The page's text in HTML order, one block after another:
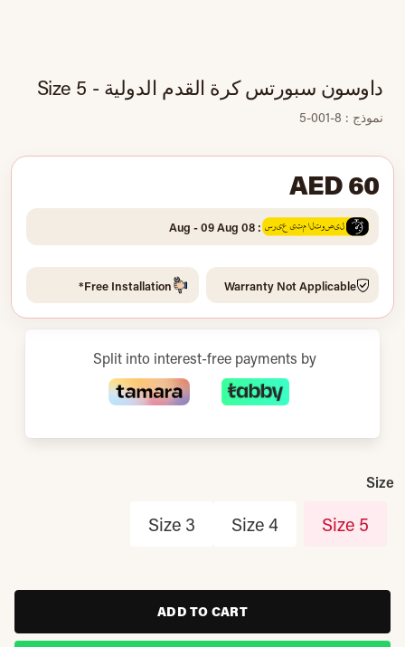
داوسون سبورتس كرة القدم الدولية - Size 5
نموذج : 8-001-5
AED 60
: 08 Aug - 09 Aug
Warranty Not Applicable
Free Installation*
Split into interest-free payments by
Size
Size 5
Size 4
Size 3
ADD TO CART